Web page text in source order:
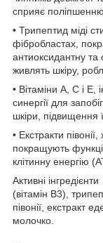
сприяє
• Трипептид міді
фібробластах,
антиоксидантну та
живлять шкіру,
• Вітаміни A, C і
синергії для
шкіри, підвищення
• Екстракти
покращують
клітинну енергію
Активні
(вітамін B3),
півонії, екстракт
молочко.